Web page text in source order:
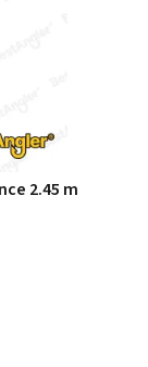
2.45 m